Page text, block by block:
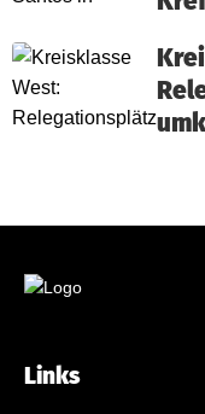
Links